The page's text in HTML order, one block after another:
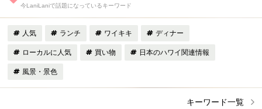
今LaniLaniで話題になっているキーワード
人気 ランチ ワイキキ ディナー
ローカルに人気 買い物 日本のハワイ関連情報
風景・景色
キーワード一覧